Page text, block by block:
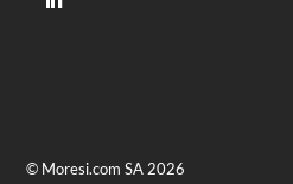
© Moresi.com SA 2026